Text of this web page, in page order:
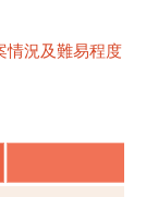
情況及難易程度